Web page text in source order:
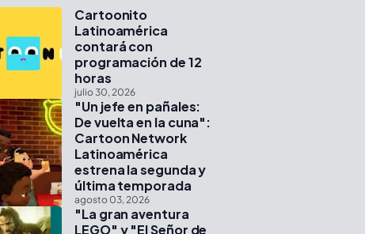
Cartoonito
Latinoamérica
contará con
programación de 12
horas
julio 30, 2026
"Un jefe en pañales:
De vuelta en la cuna":
Cartoon Network
Latinoamérica
estrena la segunda y
última temporada
agosto 03, 2026
"La gran aventura
LEGO" y "El Señor de